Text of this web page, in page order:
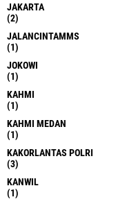
JAKARTA
(2)
JALANCINTAMMS
(1)
JOKOWI
(1)
KAHMI
(1)
KAHMI MEDAN
(1)
KAKORLANTAS POLRI
(3)
KANWIL
(1)